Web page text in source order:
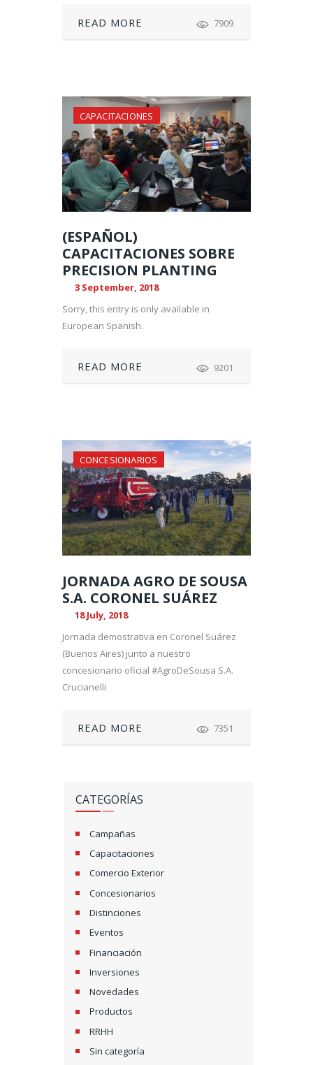
READ MORE 7909
CAPACITACIONES
(ESPAÑOL)
CAPACITACIONES SOBRE
PRECISION PLANTING
3 September, 2018
Sorry, this entry is only available in
European Spanish.
READ MORE 9201
CONCESIONARIOS
JORNADA AGRO DE SOUSA
S.A. CORONEL SUÁREZ
18 July, 2018
Jornada demostrativa en Coronel Suárez
(Buenos Aires) junto a nuestro
concesionario oficial #AgroDeSousa S.A.
Crucianelli
READ MORE 7351
CATEGORÍAS
Campañas
Capacitaciones
Comercio Exterior
Concesionarios
Distinciones
Eventos
Financiación
Inversiones
Novedades
Productos
RRHH
Sin categoría